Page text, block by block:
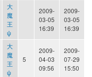
大
魔
王
ψ
2009-
03-05
16:39
2009-
03-05
16:39
大
魔
王
ψ
5
2009-
04-03
09:56
2009-
07-29
15:50